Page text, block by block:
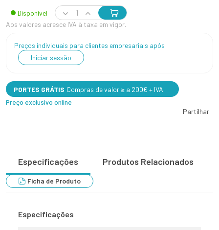
Disponível
Aos valores acresce IVA à taxa em vigor.
Preços individuais para clientes empresariais após
Iniciar sessão
PORTES GRÁTIS Compras de valor ≥ a 200€ + IVA
Preço exclusivo online
Partilhar
Especificações Produtos Relacionados
Ficha de Produto
Especificações